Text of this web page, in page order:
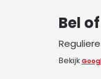
Bel
Bekijk